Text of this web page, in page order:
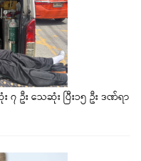
ဦး သေဆုံး ပြီး၁၅ ဦး ဒဏ်ရာ